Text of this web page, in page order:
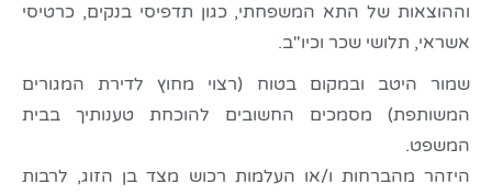
וההוצאות של התא המשפחתי, כגון תדפיסי בנקים, כרטיסי
אשראי, תלושי שכר וכיו"ב.
שמור היטב ובמקום בטוח (רצוי מחוץ לדירת המגורים
המשותפת) מסמכים החשובים להוכחת טענותיך בבית
המשפט.
היזהר מהברחות ו/או העלמות רכוש מצד בן הזוג, לרבות